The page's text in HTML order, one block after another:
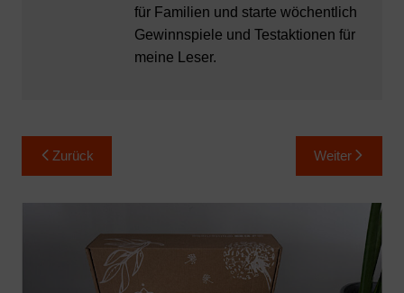
für Familien und starte wöchentlich
Gewinnspiele und Testaktionen für
meine Leser.
Beitragsnavigation
Zurück Weiter